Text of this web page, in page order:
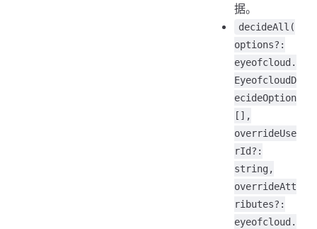
据。
decideAll(
options?:
eyeofcloud.
EyeofcloudD
ecideOption
[],
overrideUse
rId?:
string,
overrideAtt
ributes?:
eyeofcloud.